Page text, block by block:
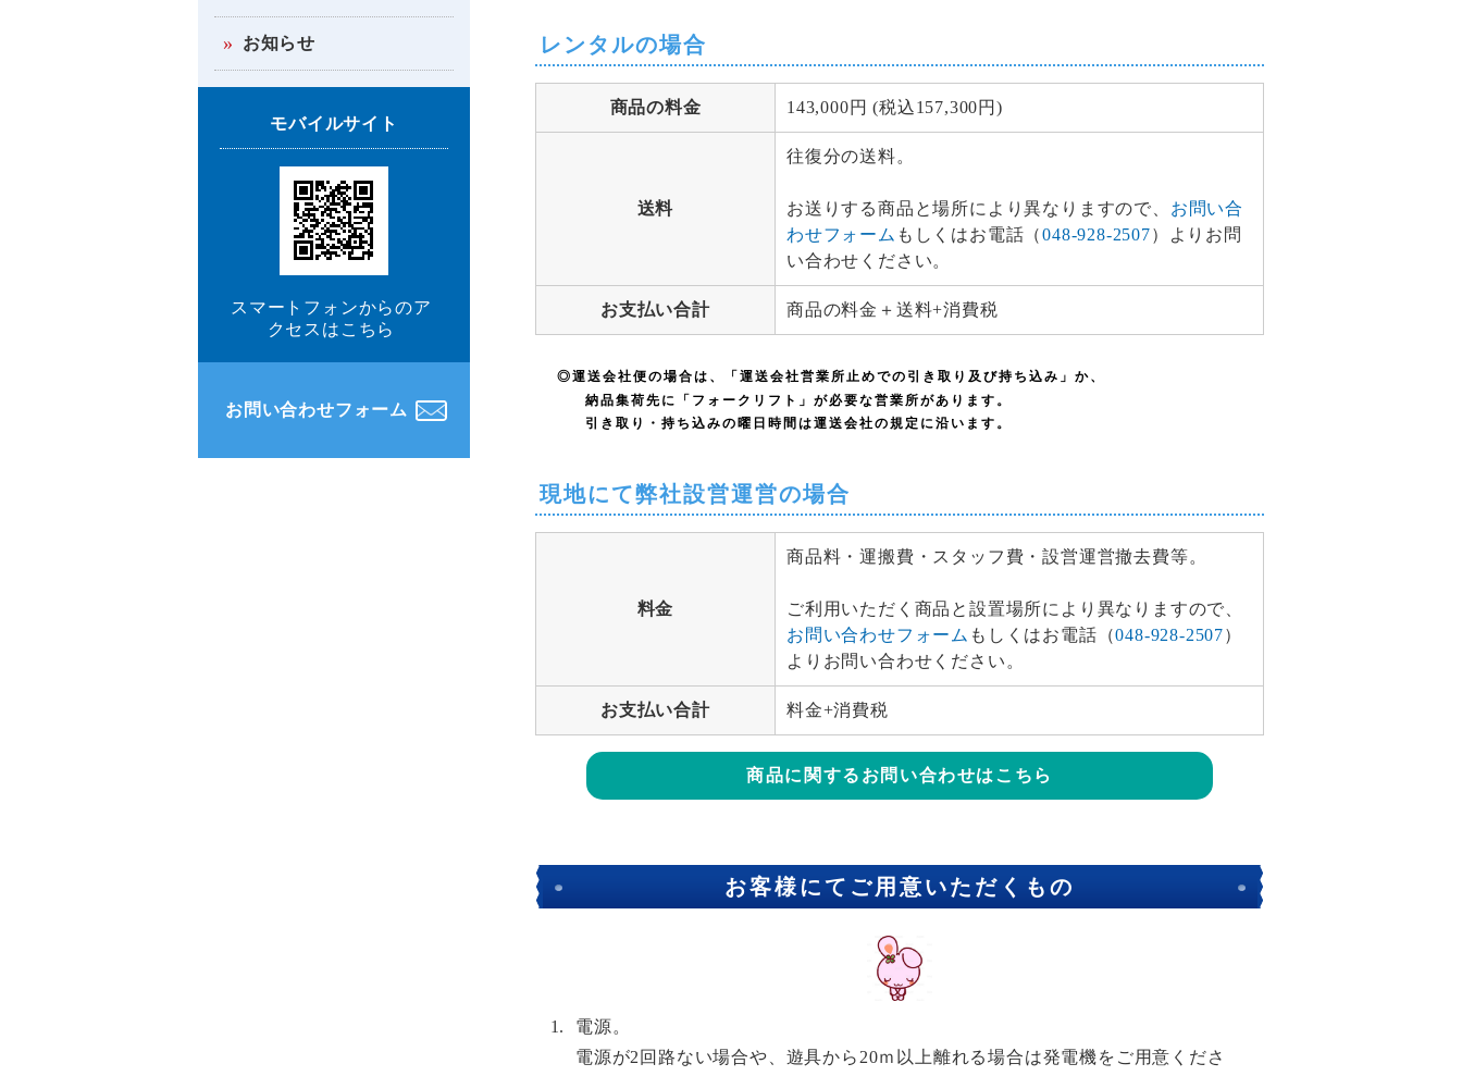
レンタルの場合
商品の料金 143,000円 (税込157,300円)
送料
往復分の送料。
お送りする商品と場所により異なりますので、 お問い合
わせフォーム もしくはお電話（048-928-2507）よりお問
い合わせください。
お支払い合計 商品の料金＋送料+消費税
◎運送会社便の場合は、「運送会社営業所止めでの引き取り及び持ち込み」か、
納品集荷先に「フォークリフト」が必要な営業所があります。
引き取り・持ち込みの曜日時間は運送会社の規定に沿います。
現地にて弊社設営運営の場合
料金
商品料・運搬費・スタッフ費・設営運営撤去費等。
ご利用いただく商品と設置場所により異なりますので、
お問い合わせフォーム もしくはお電話（048-928-2507）
よりお問い合わせください。
お支払い合計 料金+消費税
商品に関するお問い合わせはこちら
お客様にてご用意いただくもの
電源。
電源が2回路ない場合や、遊具から20ｍ以上離れる場合は発電機をご用意くださ
お知らせ
モバイルサイト
スマートフォンからのア
クセスはこちら
お問い合わせフォーム